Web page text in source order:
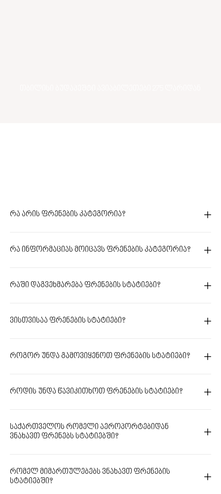
რა არის ფრენების კატეგორია?
რა ინფორმაციას მოიცავს ფრენების კატეგორია?
რაში დაგვეხმარება ფრენების სტატიები?
ვისთვისაა ფრენების სტატიები?
როგორ უნდა გამოვიყენოთ ფრენების სტატიები?
როდის უნდა წავიკითხოთ ფრენების სტატიები?
საქართველოს რომელი აეროპორტებიდან
ვნახავთ ფრენებს სტატიებში?
რომელ მიმართულებებს ვნახავთ ფრენების
სტატიებში?